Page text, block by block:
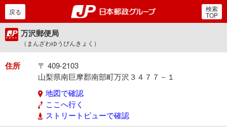
郵便局・日本郵政グルー
戻る 検索
TOP
万沢郵便局
（まんざわゆうびんきょく）
住所
〒 409-2103
山梨県南巨摩郡南部町万沢３４７７－１
地図で確認
ここへ行く
ストリートビューで確認